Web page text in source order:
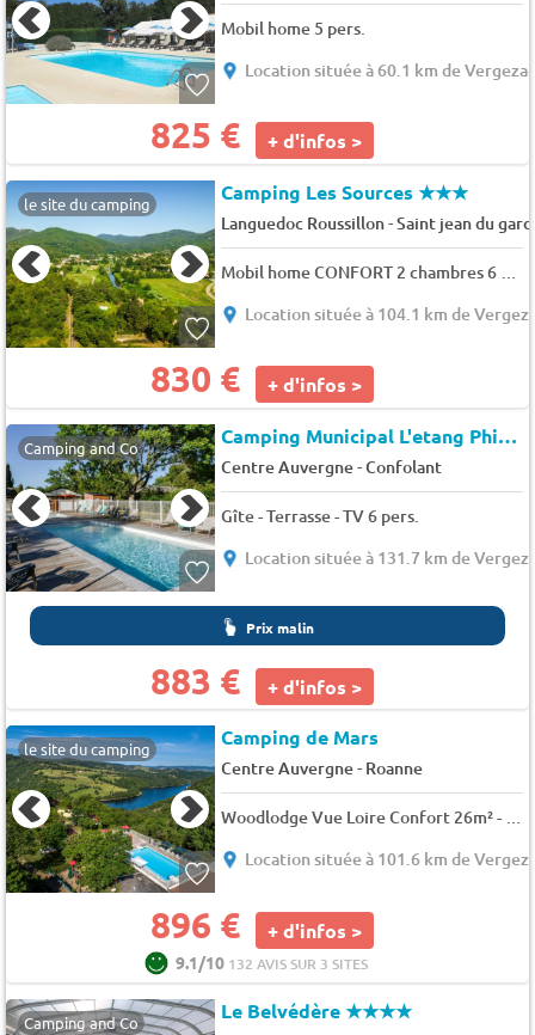
Mobil home 5 pers.
Location située à 60.1 km de
825 € + d'infos >
le site du camping Camping Les Sources★★★
Languedoc Roussillon-Saint jean du gard
Mobil home CONFORT 2 chambres 6 pers.
Location située à 104.1 km de
830 € + d'infos >
Camping and Co Camping Municipal L'etang Philippe (Saint-Gervais-d'Auvergne à 14 km)
Centre Auvergne-Confolant
Gîte - Terrasse - TV 6 pers.
Location située à 131.7 km de
Prix malin
883 € + d'infos >
le site du camping Camping de Mars
Centre Auvergne- Roanne
Woodlodge Vue Loire Confort 26m² - 2 chambres + terrasse 4 pers.
Location située à 101.6 km de
896 € + d'infos >
9.1/10 132 AVIS SUR 3 SITES
Camping and Co Le Belvédère★★★★